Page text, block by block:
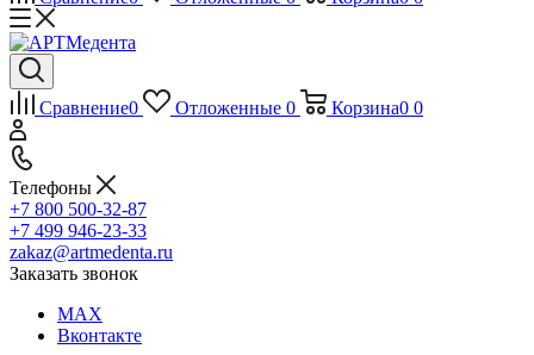
Сравнение0 Отложенные 0 Корзина0 0
Телефоны
+7 800 500-32-87
+7 499 946-23-33
zakaz@artmedenta.ru
Заказать звонок
MAX
Вконтакте